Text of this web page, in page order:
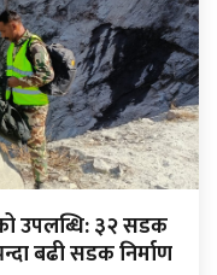
उपलब्धि: ३२ सडक
बढी सडक निर्माण